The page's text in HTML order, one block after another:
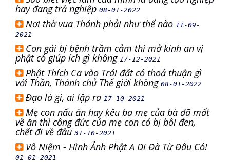
hay đang trả nghiệp 08-01-2022
Nơi thờ vua Thánh phải như thế nào 11-09-
2021
Con gái bị bệnh trầm cảm thì mở kinh an vị
phật có giúp ích gì không 17-12-2021
Phật Thích Ca vào Trái đất có thoả thuận gì
với Thần, Thánh chủ Thế giới không 08-01-2022
Đạo là gì, ai lập ra 17-10-2021
Mẹ con nấu ăn hay kêu ba mẹ của bà đã mất
về ăn thì công đức của mẹ con có bị bôi đen,
chết đi về đâu 31-10-2021
Vô Niệm - Hình Ảnh Phật A Di Đà Từ Đâu Có!
01-01-2021